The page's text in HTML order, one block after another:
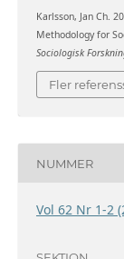
Karlsson, Jan Ch.
Methodology for
Sociologisk
Fler
NUMMER
Vol 62 Nr 1-2